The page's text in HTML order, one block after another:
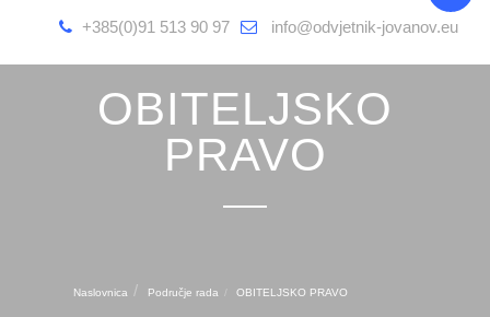
+385(0)91 513 90 97 info@odvjetnik-jovanov.eu
OBITELJSKO
PRAVO
Naslovnica Područje rada OBITELJSKO PRAVO